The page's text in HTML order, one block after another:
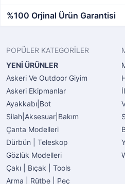
%100 Orjinal Ürün Garantisi
POPÜLER KATEGORİLER
YENİ ÜRÜNLER
Askeri Ve Outdoor Giyim
Askeri Ekipmanlar
Ayakkabı|Bot
Silah|Aksesuar|Bakım
Çanta Modelleri
Dürbün | Teleskop
Gözlük Modelleri
Çakı | Bıçak | Tools
Arma | Rütbe | Peç